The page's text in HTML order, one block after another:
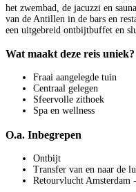
het zwembad, de jacuzzi en
van de Antillen in de bars en
een uitgebreid ontbijtbuffet en
Wat maakt deze reis uniek?
Fraai aangelegde tuin
Centraal gelegen
Sfeervolle zithoek
Spa en wellness
O.a. Inbegrepen
Ontbijt
Transfer van en naar de
Retourvlucht Amsterdam